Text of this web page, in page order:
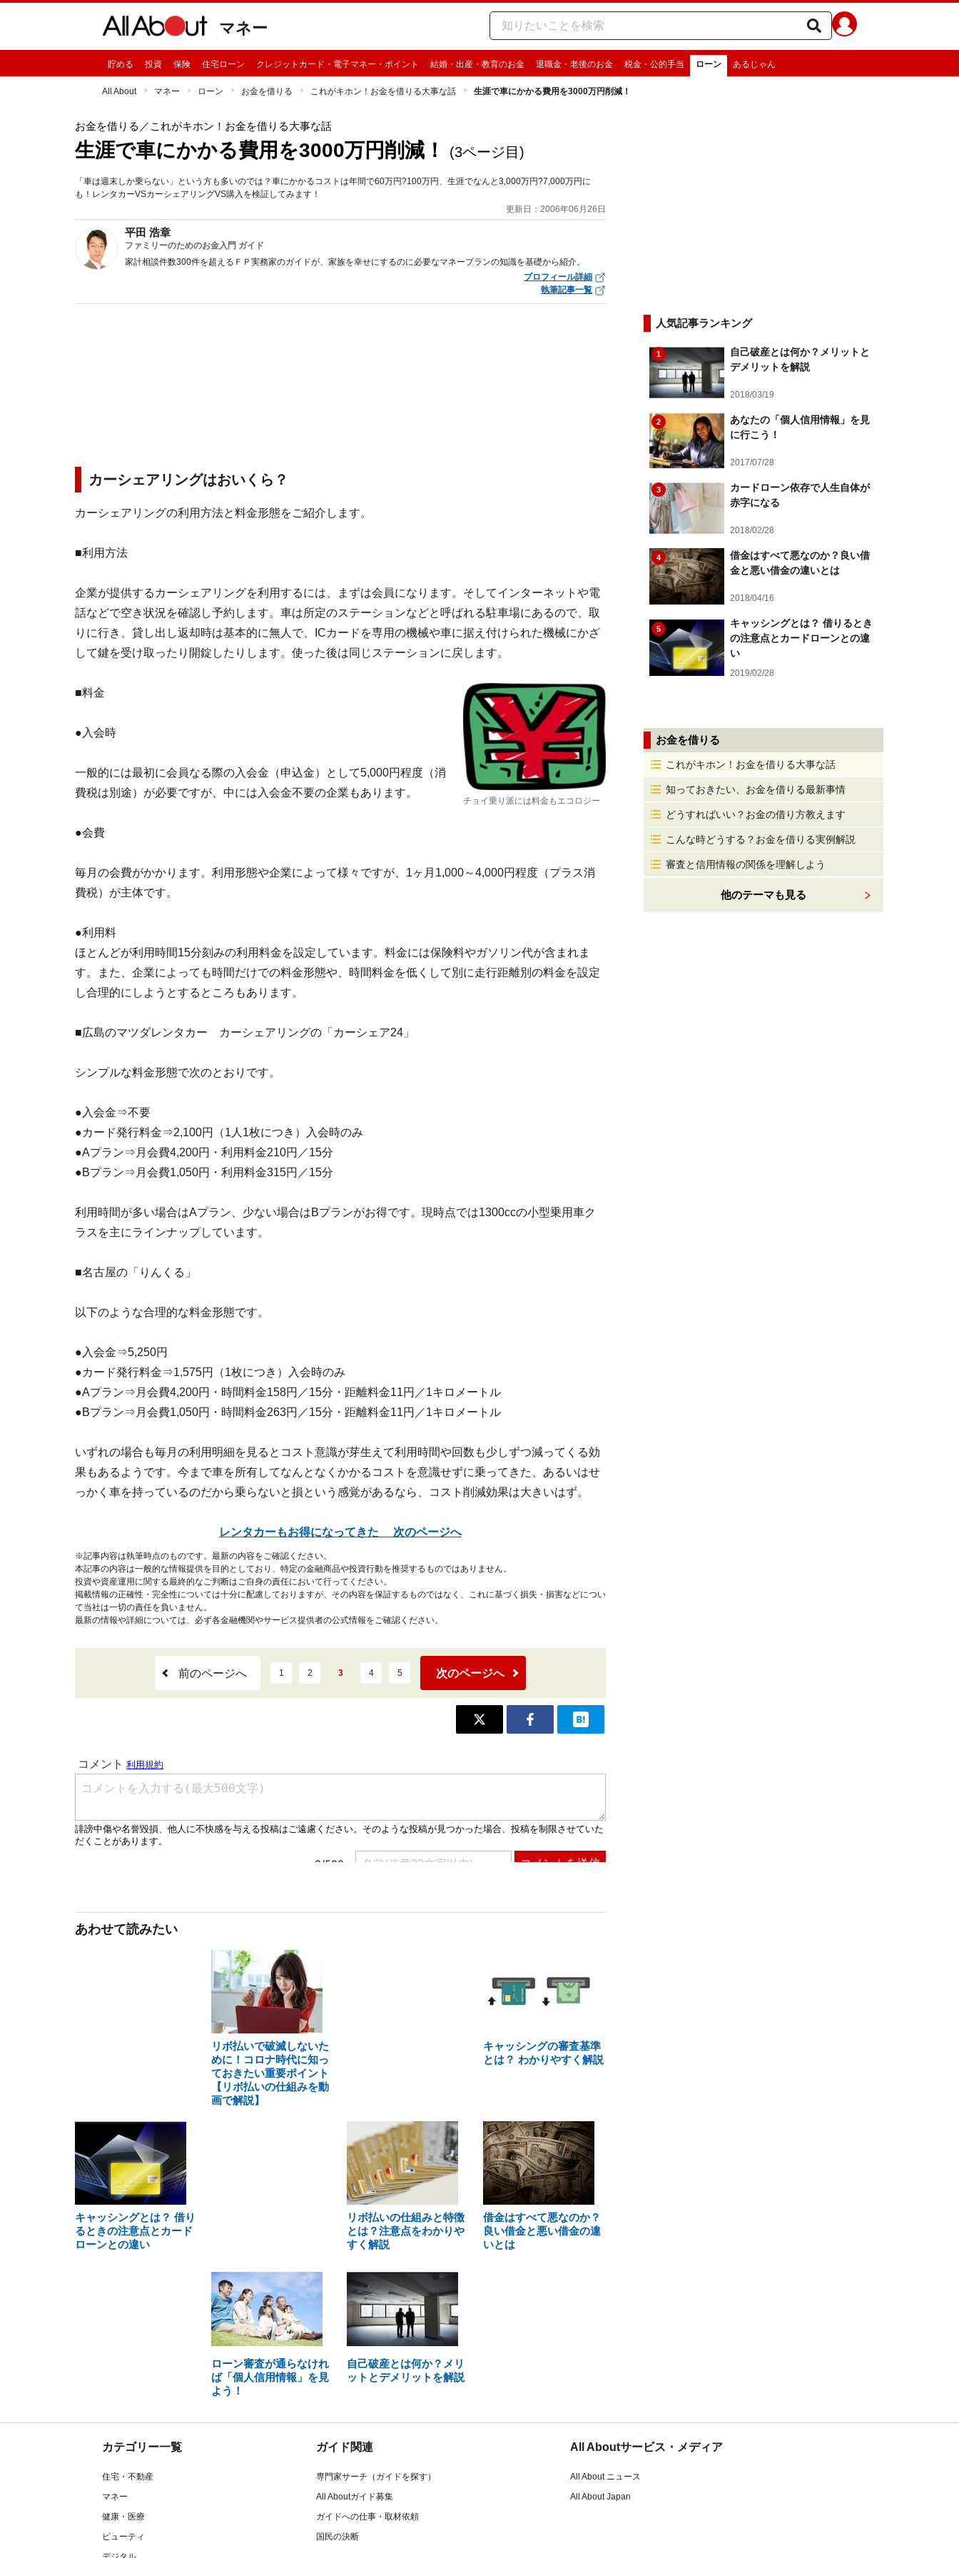
マネー
貯める 投資 保険 住宅ローン クレジットカード・電子マネー・ポイント 結婚・出産・教育のお金 退職金・老後のお金 税金・公的手当 ローン あるじゃん
All About マネー ローン お金を借りる これがキホン！お金を借りる大事な話 生涯で車にかかる費用を3000万円削減！
お金を借りる ／これがキホン！お金を借りる大事な話
生涯で車にかかる費用を3000万円削減！ (3ページ目)
「車は週末しか乗らない」という方も多いのでは？車にかかるコストは年間で60万円?100万円、生涯でなんと3,000万円?7,000万円に
も！レンタカーVSカーシェアリングVS購入を検証してみます！
更新日：2006年06月26日
平田 浩章
ファミリーのためのお金入門 ガイド
家計相談件数300件を超えるＦＰ実務家のガイドが、家族を幸せにするのに必要なマネープランの知識を基礎から紹介。
プロフィール詳細
執筆記事一覧
カーシェアリングはおいくら？
カーシェアリングの利用方法と料金形態をご紹介します。
■利用方法
企業が提供するカーシェアリングを利用するには、まずは会員になります。そしてインターネットや電
話などで空き状況を確認し予約します。車は所定のステーションなどと呼ばれる駐車場にあるので、取
りに行き、貸し出し返却時は基本的に無人で、ICカードを専用の機械や車に据え付けられた機械にかざ
して鍵を受け取ったり開錠したりします。使った後は同じステーションに戻します。
チョイ乗り派には料金もエコロジー
■料金
●入会時
一般的には最初に会員なる際の入会金（申込金）として5,000円程度（消
費税は別途）が必要ですが、中には入会金不要の企業もあります。
●会費
毎月の会費がかかります。利用形態や企業によって様々ですが、1ヶ月1,000～4,000円程度（プラス消
費税）が主体です。
●利用料
ほとんどが利用時間15分刻みの利用料金を設定しています。料金には保険料やガソリン代が含まれま
す。また、企業によっても時間だけでの料金形態や、時間料金を低くして別に走行距離別の料金を設定
し合理的にしようとするところもあります。
■広島のマツダレンタカー カーシェアリングの「カーシェア24」
シンプルな料金形態で次のとおりです。
●入会金⇒不要
●カード発行料金⇒2,100円（1人1枚につき）入会時のみ
●Aプラン⇒月会費4,200円・利用料金210円／15分
●Bプラン⇒月会費1,050円・利用料金315円／15分
利用時間が多い場合はAプラン、少ない場合はBプランがお得です。現時点では1300ccの小型乗用車ク
ラスを主にラインナップしています。
■名古屋の「りんくる」
以下のような合理的な料金形態です。
●入会金⇒5,250円
●カード発行料金⇒1,575円（1枚につき）入会時のみ
●Aプラン⇒月会費4,200円・時間料金158円／15分・距離料金11円／1キロメートル
●Bプラン⇒月会費1,050円・時間料金263円／15分・距離料金11円／1キロメートル
いずれの場合も毎月の利用明細を見るとコスト意識が芽生えて利用時間や回数も少しずつ減ってくる効
果もあるようです。今まで車を所有してなんとなくかかるコストを意識せずに乗ってきた、あるいはせ
っかく車を持っているのだから乗らないと損という感覚があるなら、コスト削減効果は大きいはず。
レンタカーもお得になってきた 次のページへ
※記事内容は執筆時点のものです。最新の内容をご確認ください。
本記事の内容は一般的な情報提供を目的としており、特定の金融商品や投資行動を推奨するものではありません。
投資や資産運用に関する最終的なご判断はご自身の責任において行ってください。
掲載情報の正確性・完全性については十分に配慮しておりますが、その内容を保証するものではなく、これに基づく損失・損害などについ
て当社は一切の責任を負いません。
最新の情報や詳細については、必ず各金融機関やサービス提供者の公式情報をご確認ください。
前のページへ 1 2 3 4 5 次のページへ
あわせて読みたい
リボ払いで破滅しないた
めに！コロナ時代に知っ
ておきたい重要ポイント
【リボ払いの仕組みを動
画で解説】
キャッシングの審査基準
とは？ わかりやすく解説
キャッシングとは？ 借り
るときの注意点とカード
ローンとの違い
リボ払いの仕組みと特徴
とは？注意点をわかりや
すく解説
借金はすべて悪なのか？
良い借金と悪い借金の違
いとは
ローン審査が通らなけれ
ば「個人信用情報」を見
よう！
自己破産とは何か？メリ
ットとデメリットを解説
人気記事ランキング
1
自己破産とは何か？メリットと
デメリットを解説
2018/03/19
2
あなたの「個人信用情報」を見
に行こう！
2017/07/28
3
カードローン依存で人生自体が
赤字になる
2018/02/28
4
借金はすべて悪なのか？良い借
金と悪い借金の違いとは
2018/04/16
5
キャッシングとは？ 借りるとき
の注意点とカードローンとの違
い
2019/02/28
お金を借りる
これがキホン！お金を借りる大事な話
知っておきたい、お金を借りる最新事情
どうすればいい？お金の借り方教えます
こんな時どうする？お金を借りる実例解説
審査と信用情報の関係を理解しよう
他のテーマも見る
カテゴリー一覧
住宅・不動産
マネー
健康・医療
ビューティ
ガイド関連
専門家サーチ（ガイドを探す）
All Aboutガイド募集
ガイドへの仕事・取材依頼
国民の決断
All Aboutサービス・メディア
All About ニュース
All About Japan